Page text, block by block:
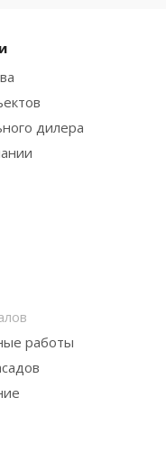
дилера
работы